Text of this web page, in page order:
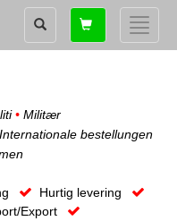
Toggle
Shopping
card
• Militær
Internationale bestellungen
Hurtig levering
Export